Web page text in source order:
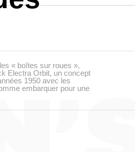
« boîtes sur roues »,
Electra Orbit, un concept
1950 avec les
embarquer pour une